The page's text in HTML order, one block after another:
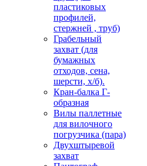
пластиковых
профилей,
стержней , труб)
Грабельный
захват (для
бумажных
отходов, сена,
шерсти, х/б).
Кран-балка Г-
образная
Вилы паллетные
для вилочного
погрузчика (пара)
Двухштыревой
захват